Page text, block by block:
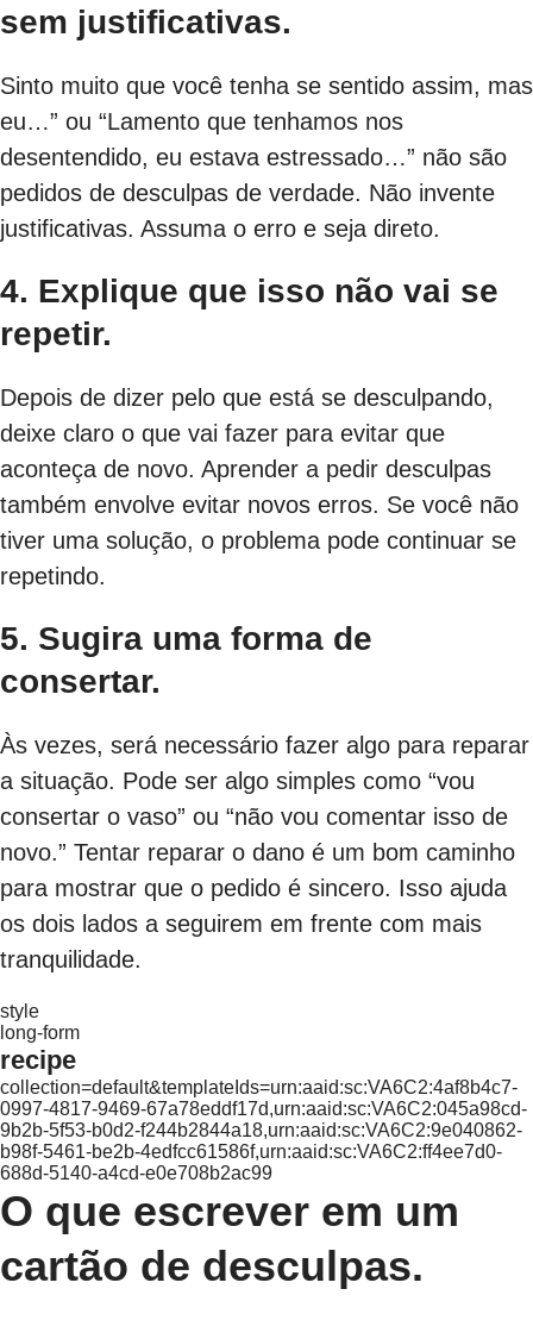
sem justificativas.
Sinto muito que você tenha se sentido assim, mas
eu…” ou “Lamento que tenhamos nos
desentendido, eu estava estressado…” não são
pedidos de desculpas de verdade. Não invente
justificativas. Assuma o erro e seja direto.
4. Explique que isso não vai se
repetir.
Depois de dizer pelo que está se desculpando,
deixe claro o que vai fazer para evitar que
aconteça de novo. Aprender a pedir desculpas
também envolve evitar novos erros. Se você não
tiver uma solução, o problema pode continuar se
repetindo.
5. Sugira uma forma de
consertar.
Às vezes, será necessário fazer algo para reparar
a situação. Pode ser algo simples como “vou
consertar o vaso” ou “não vou comentar isso de
novo.” Tentar reparar o dano é um bom caminho
para mostrar que o pedido é sincero. Isso ajuda
os dois lados a seguirem em frente com mais
tranquilidade.
style
long-form
recipe
collection=default&templateIds=urn:aaid:sc:VA6C2:4af8b4c7-
0997-4817-9469-67a78eddf17d,urn:aaid:sc:VA6C2:045a98cd-
9b2b-5f53-b0d2-f244b2844a18,urn:aaid:sc:VA6C2:9e040862-
b98f-5461-be2b-4edfcc61586f,urn:aaid:sc:VA6C2:ff4ee7d0-
688d-5140-a4cd-e0e708b2ac99
O que escrever em um
cartão de desculpas.